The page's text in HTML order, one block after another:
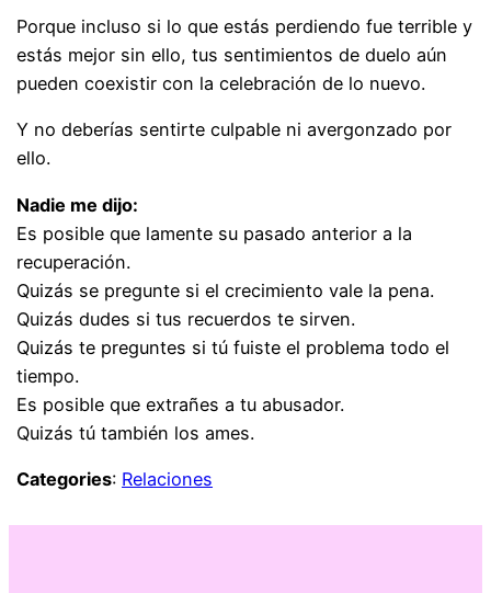
Porque incluso si lo que estás perdiendo fue terrible y
estás mejor sin ello, tus sentimientos de duelo aún
pueden coexistir con la celebración de lo nuevo.
Y no deberías sentirte culpable ni avergonzado por
ello.
Nadie me dijo:
Es posible que lamente su pasado anterior a la
recuperación.
Quizás se pregunte si el crecimiento vale la pena.
Quizás dudes si tus recuerdos te sirven.
Quizás te preguntes si tú fuiste el problema todo el
tiempo.
Es posible que extrañes a tu abusador.
Quizás tú también los ames.
Categories: Relaciones